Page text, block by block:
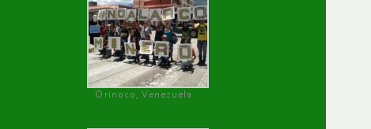
Orinoco, Venezuela